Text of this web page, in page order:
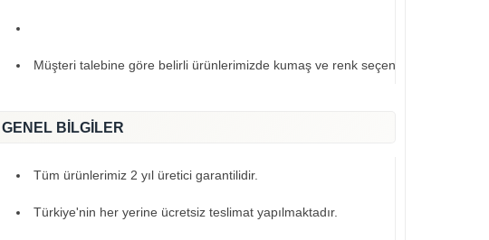
Müşteri talebine göre belirli ürünlerimizde kumaş ve renk seçeneklerimiz
GENEL BİLGİLER
Tüm ürünlerimiz 2 yıl üretici garantilidir.
Türkiye'nin her yerine ücretsiz teslimat yapılmaktadır.